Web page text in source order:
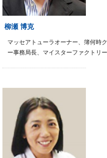
柳瀬 博克
マッセアトューラオーナー、簿何時
ー事務局長、マイスターファクトリ